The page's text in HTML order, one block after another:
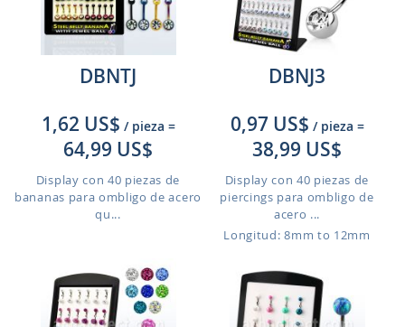
DBNTJ
1,62 US$ / pieza =
64,99 US$
Display con 40 piezas de
bananas para ombligo de acero
qu...
DBNJ3
0,97 US$ / pieza =
38,99 US$
Display con 40 piezas de
piercings para ombligo de
acero ...
Longitud: 8mm to 12mm